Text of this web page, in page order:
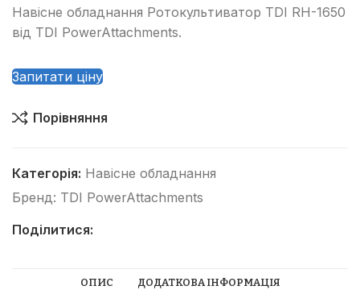
Навісне обладнання Ротокультиватор TDI RH-1650
від TDI PowerAttachments.
Запитати ціну
Порівняння
Категорія: Навісне обладнання
Бренд: TDI PowerAttachments
Поділитися:
ОПИС ДОДАТКОВА ІНФОРМАЦІЯ